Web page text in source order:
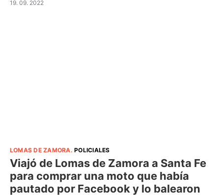
19. 09. 2022
LOMAS DE ZAMORA.POLICIALES
Viajó de Lomas de Zamora a Santa Fe
para comprar una moto que había
pautado por Facebook y lo balearon